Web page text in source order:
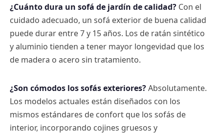
¿Cuánto dura un sofá de jardín de calidad? Con el
cuidado adecuado, un sofá exterior de buena calidad
puede durar entre 7 y 15 años. Los de ratán sintético
y aluminio tienden a tener mayor longevidad que los
de madera o acero sin tratamiento.
¿Son cómodos los sofás exteriores?Absolutamente.
Los modelos actuales están diseñados con los
mismos estándares de confort que los sofás de
interior, incorporando cojines gruesos y